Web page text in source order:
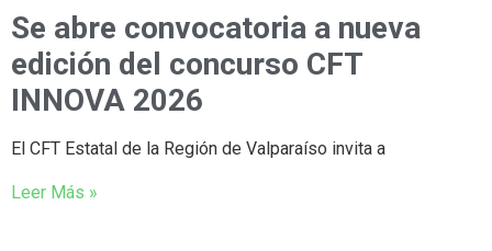
Se abre convocatoria a nueva
edición del concurso CFT
INNOVA 2026
El CFT Estatal de la Región de Valparaíso invita a
Leer Más »